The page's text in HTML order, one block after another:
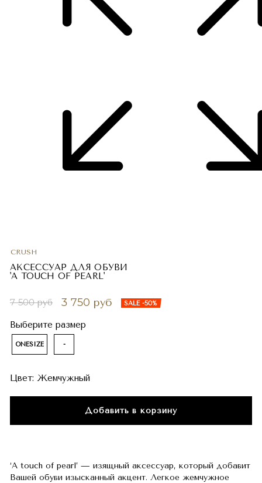
CRUSH
АКСЕССУАР ДЛЯ ОБУВИ
'A TOUCH OF PEARL'
7 500 руб 3 750 руб SALE -50%
Выберите размер
ONESIZE -
Цвет: Жемчужный
Добавить в корзину
‘A touch of pearl’ — изящный аксессуар, который добавит
Вашей обуви изысканный акцент. Легкое жемчужное